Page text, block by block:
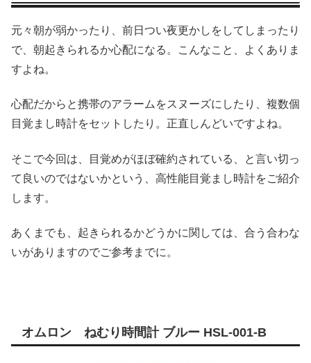
元々朝が弱かったり、前日つい夜更かしをしてしまったり
で、朝起きられるか心配になる。こんなこと、よくありま
すよね。
心配だからと携帯のアラームをスヌーズにしたり、複数個
目覚まし時計をセットしたり。正直しんどいですよね。
そこで今回は、目覚めがほぼ確約されている、と言い切っ
て良いのではないかという、高性能目覚まし時計をご紹介
します。
あくまでも、起きられるかどうかに関しては、合う合わな
いがありますのでご参考までに。
オムロン ねむり時間計 ブルー HSL-001-B